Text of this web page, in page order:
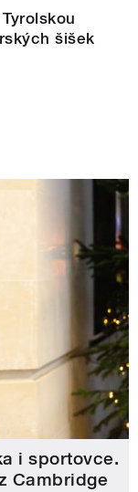
šišek
i sportovce.
Cambridge